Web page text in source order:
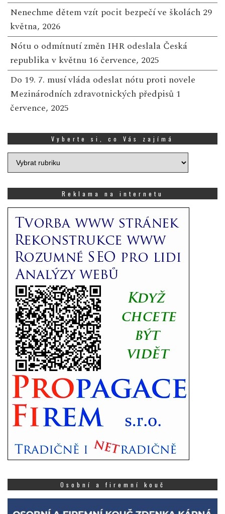
Nenechme dětem vzít pocit bezpečí ve školách 29
května, 2026
Nótu o odmítnutí změn IHR odeslala Česká
republika v květnu 16 července, 2025
Do 19. 7. musí vláda odeslat nótu proti novele
Mezinárodních zdravotnických předpisů 1
července, 2025
Vyberte si, co Vás zajímá
Vyberte
si,
zajímá
Reklama na internetu
Osobní a firemní kouč